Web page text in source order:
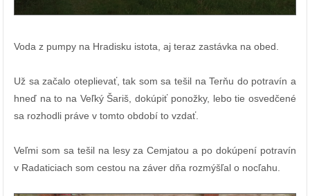
Voda z pumpy na Hradisku istota, aj teraz zastávka na obed.
Už sa začalo oteplievať, tak som sa tešil na Terňu do potravín a
hneď na to na Veľký Šariš, dokúpiť ponožky, lebo tie osvedčené
sa rozhodli práve v tomto období to vzdať.
Veľmi som sa tešil na lesy za Cemjatou a po dokúpení potravín
v Radaticiach som cestou na záver dňa rozmýšľal o nocľahu.